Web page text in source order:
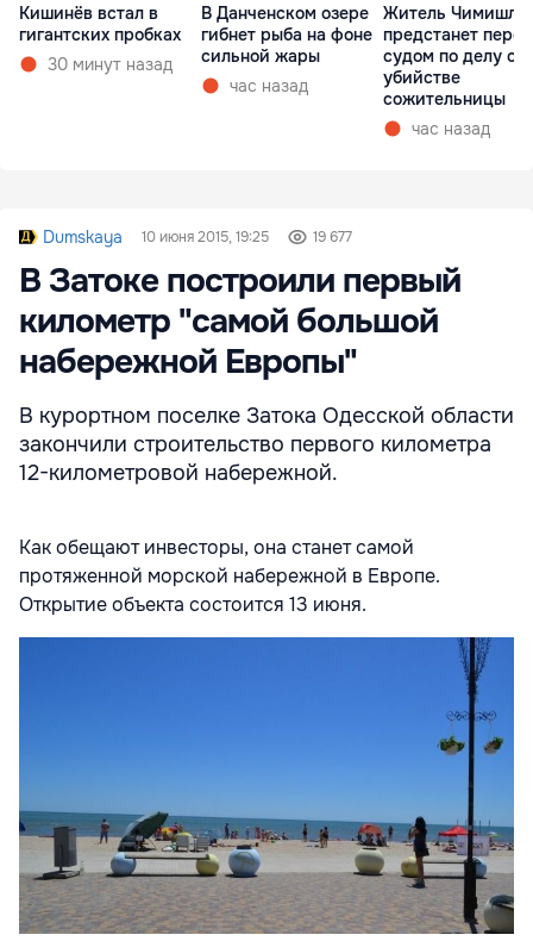
Кишинёв встал в
гигантских пробках
30 минут назад
В Данченском озере
гибнет рыба на фоне
сильной жары
час назад
Житель
предстанет перед
судом по делу об
убийстве
сожительницы
час назад
Dumskaya 10 июня 2015, 19:25 19 677
В Затоке построили первый
километр "самой большой
набережной Европы"
В курортном поселке Затока Одесской области
закончили строительство первого километра
12-километровой набережной.
Как обещают инвесторы, она станет самой
протяженной морской набережной в Европе.
Открытие объекта состоится 13 июня.